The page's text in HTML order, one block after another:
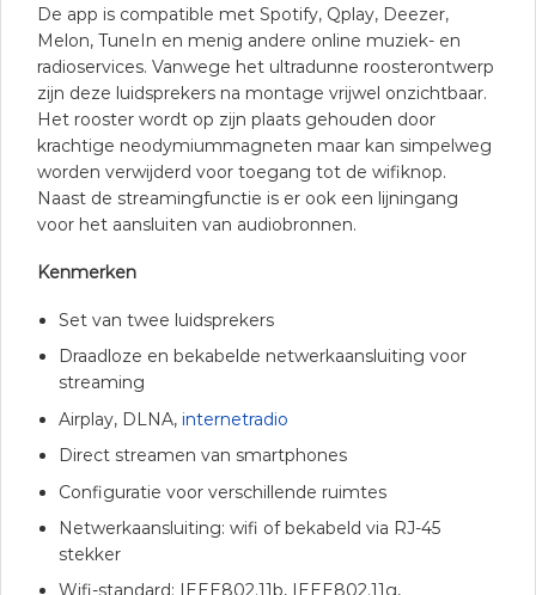
De app is compatible met Spotify, Qplay, Deezer,
Melon, TuneIn en menig andere online muziek- en
radioservices. Vanwege het ultradunne roosterontwerp
zijn deze luidsprekers na montage vrijwel onzichtbaar.
Het rooster wordt op zijn plaats gehouden door
krachtige neodymiummagneten maar kan simpelweg
worden verwijderd voor toegang tot de wifiknop.
Naast de streamingfunctie is er ook een lijningang
voor het aansluiten van audiobronnen.
Kenmerken
Set van twee luidsprekers
Draadloze en bekabelde netwerkaansluiting voor
streaming
Airplay, DLNA,internetradio
Direct streamen van smartphones
Configuratie voor verschillende ruimtes
Netwerkaansluiting: wifi of bekabeld via RJ-45
stekker